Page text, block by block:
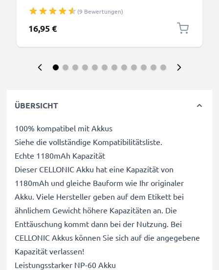
von CELLONIC
(9 Bewertungen)
16,95 €
ÜBERSICHT
100% kompatibel mit Akkus
Siehe die vollständige Kompatibilitätsliste.
Echte 1180mAh Kapazität
Dieser CELLONIC Akku hat eine Kapazität von
1180mAh und gleiche Bauform wie Ihr originaler
Akku. Viele Hersteller geben auf dem Etikett bei
ähnlichem Gewicht höhere Kapazitäten an. Die
Enttäuschung kommt dann bei der Nutzung. Bei
CELLONIC Akkus können Sie sich auf die angegebene
Kapazität verlassen!
Leistungsstarker NP-60 Akku